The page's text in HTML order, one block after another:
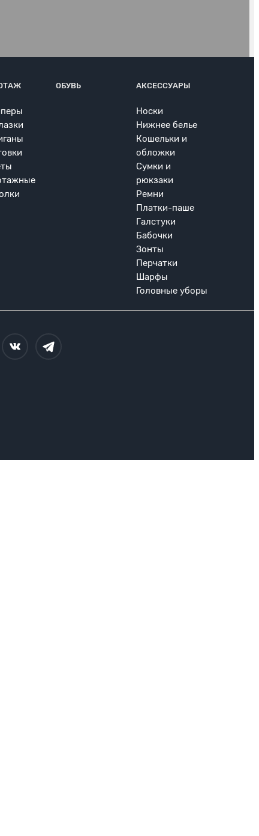
ОБУВЬ АКСЕССУАРЫ
Носки
Нижнее белье
Кошельки и
обложки
Сумки и
рюкзаки
Ремни
Платки-паше
Галстуки
Бабочки
Зонты
Перчатки
Шарфы
Головные уборы